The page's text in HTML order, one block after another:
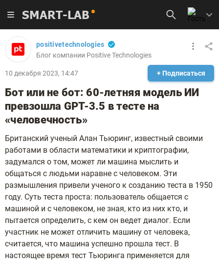
SMART-LAB
positivetechnologies
Блог компании Positive Technologies
10 декабря 2023, 14:47 + Подписаться
Бот или не бот: 60-летняя модель ИИ
превзошла GPT-3.5 в тесте на
«человечность»
Британский ученый Алан Тьюринг, известный своими
работами в области математики и криптографии,
задумался о том, может ли машина мыслить и
общаться с людьми наравне с человеком. Эти
размышления привели ученого к созданию теста в 1950
году. Суть теста проста: пользователь общается с
машиной и с человеком, не зная, кто из них кто, и
пытается определить, с кем он ведет диалог. Если
участник не может отличить машину от человека,
считается, что машина успешно прошла тест. В
настоящее время тест Тьюринга применяется для